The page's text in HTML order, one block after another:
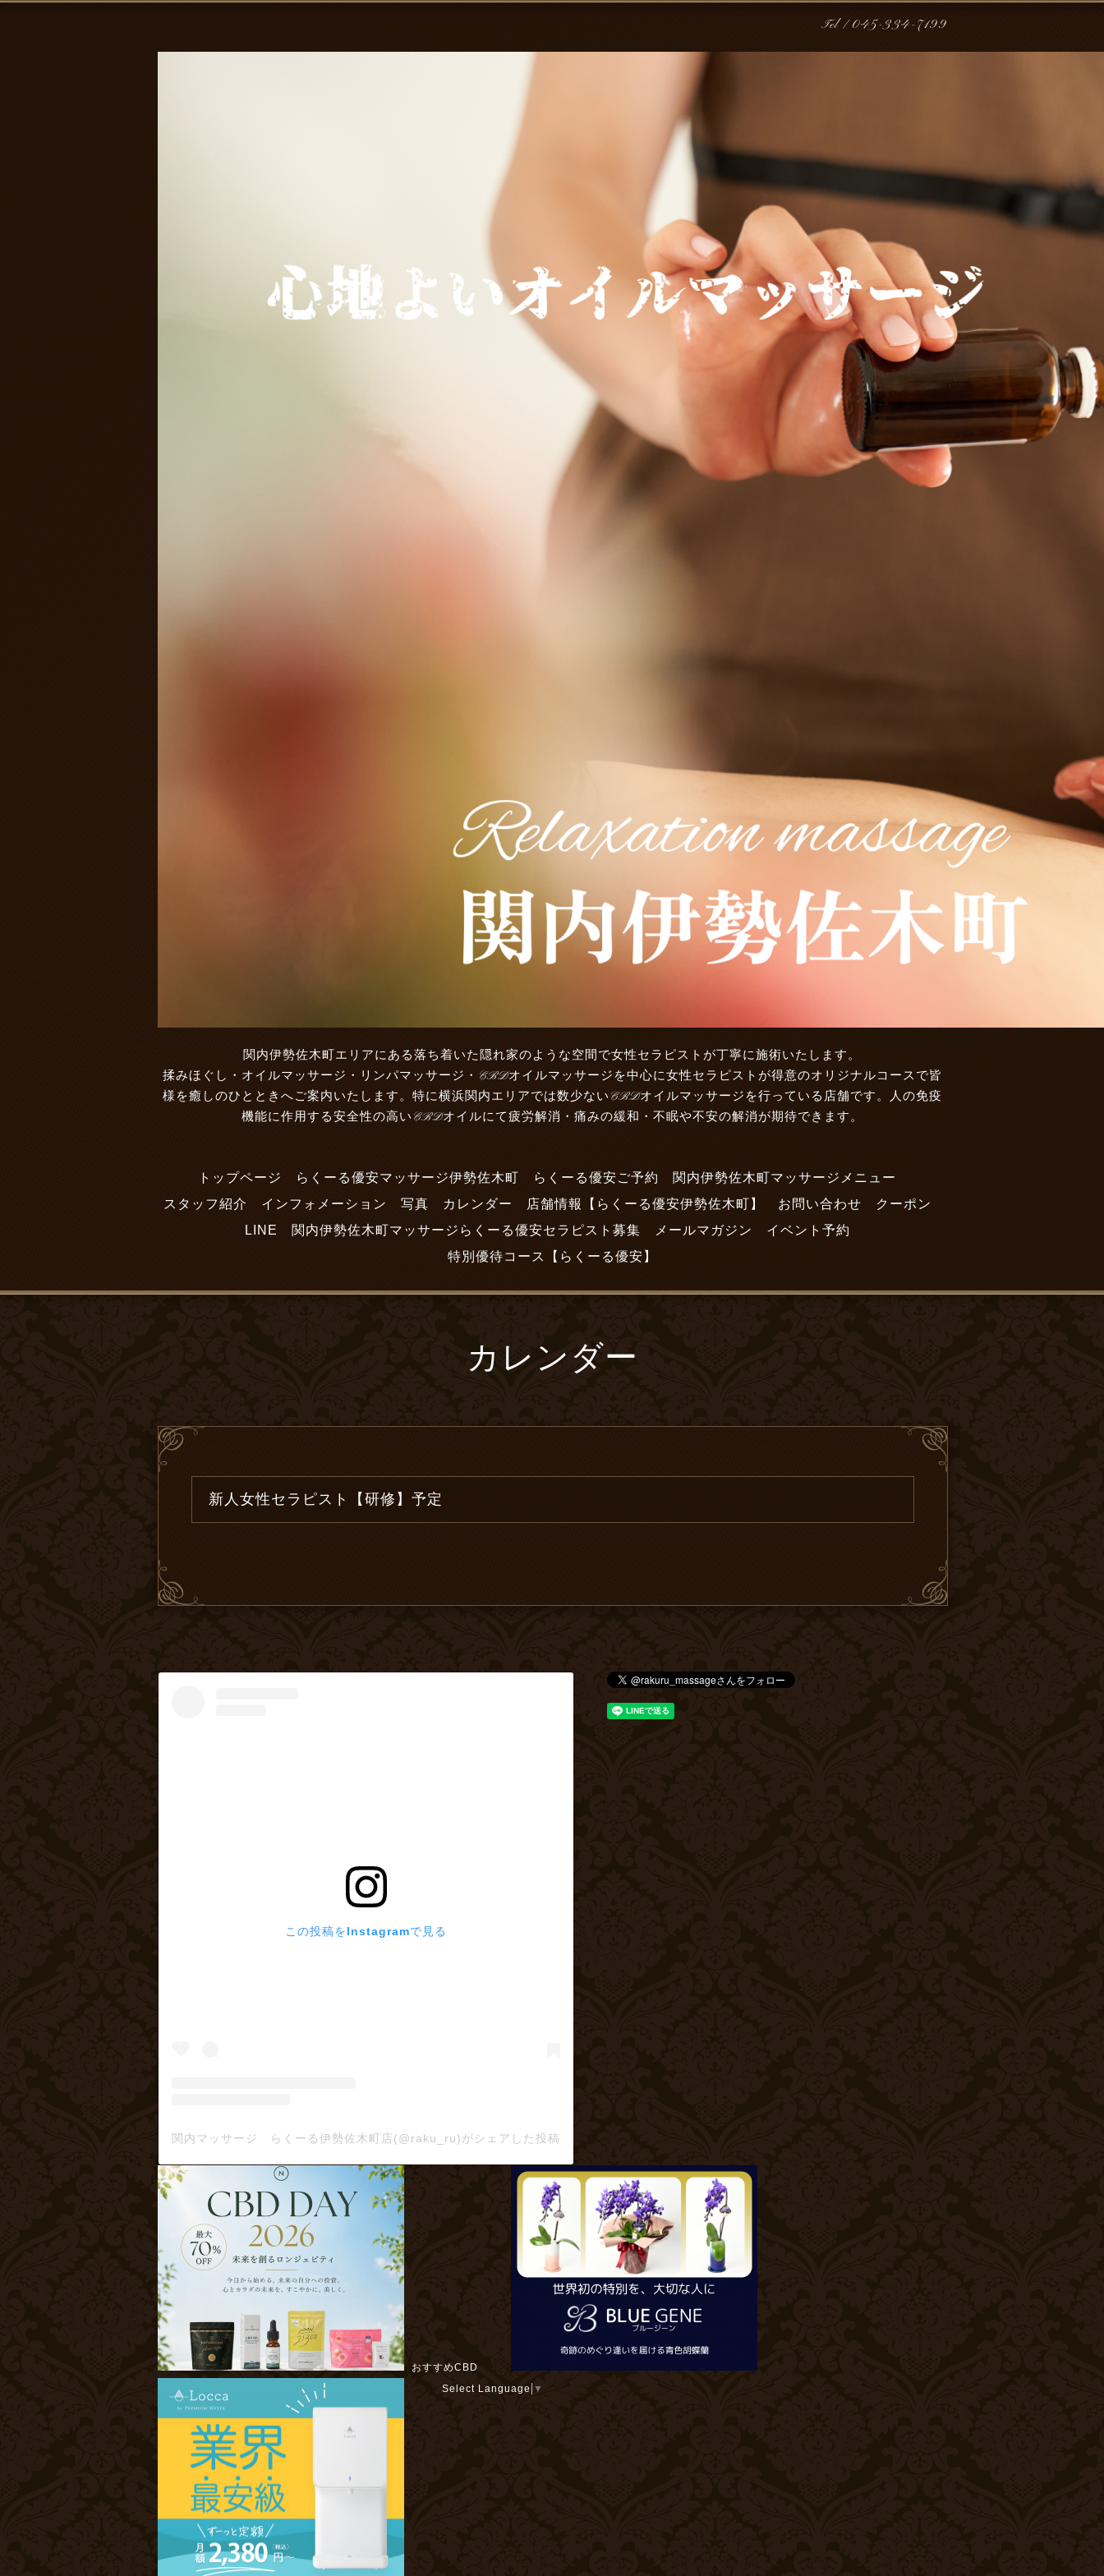
Tel / 045-334-7199
関内伊勢佐木町エリアにある落ち着いた隠れ家のような空間で女性セラピストが丁寧に施術いたします。
揉みほぐし・オイルマッサージ・リンパマッサージ・CBDオイルマッサージを中心に女性セラピストが得意のオリジナルコースで皆
様を癒しのひとときへご案内いたします。特に横浜関内エリアでは数少ないCBDオイルマッサージを行っている店舗です。人の免疫
機能に作用する安全性の高いCBDオイルにて疲労解消・痛みの緩和・不眠や不安の解消が期待できます。
トップページ らくーる優安マッサージ伊勢佐木町 らくーる優安ご予約
関内伊勢佐木町マッサージメニュー
スタッフ紹介
インフォメーション 写真 カレンダー 店舗情報【らくーる優安伊勢佐木町】 お問い合わせ
クーポン
LINE
関内伊勢佐木町マッサージらくーる優安セラピスト募集 メールマガジン
イベント予約
特別優待コース【らくーる優安】
カレンダー
新人女性セラピスト【研修】予定
この投稿をInstagramで見る
関内マッサージ らくーる伊勢佐木町店(@raku_ru)がシェアした投稿
おすすめCBD
Select Language ▼